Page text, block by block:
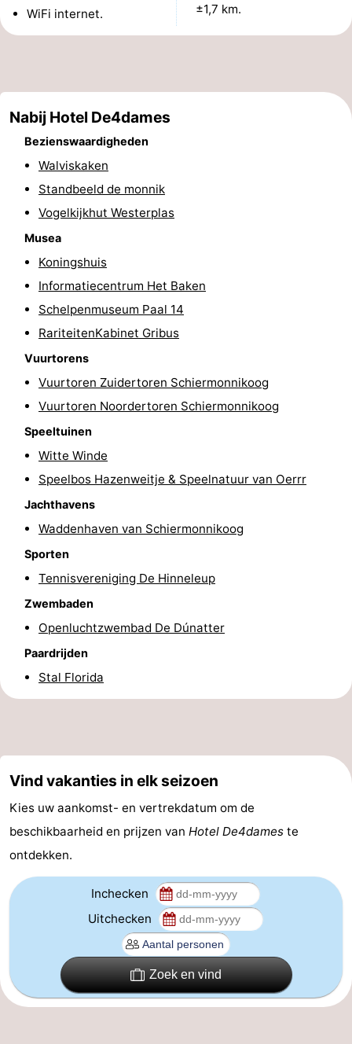
minutes
Strand
doen
-
Monumenten
Vuurtorens
Attracties
Speeltuinen
Sporten
Fietsen
Wandelen
Wadlopen
Eten
drinken
Zeehonden
Nationaal
Praktisch
Forum
Route
Reisboekenwinkel
Nieuws
Medische
adressen
Regio
Friesland
Leeuwarden
Waddeneilanden
-
WiFi internet.
±1,7 km.
Nabij Hotel De4dames
Bezienswaardigheden
Walviskaken
Standbeeld de monnik
Vogelkijkhut Westerplas
Musea
Koningshuis
Informatiecentrum Het Baken
Schelpenmuseum Paal 14
RariteitenKabinet Gribus
Vuurtorens
Vuurtoren Zuidertoren Schiermonnikoog
Vuurtoren Noordertoren Schiermonnikoog
Speeltuinen
Witte Winde
Speelbos Hazenweitje & Speelnatuur van Oerrr
Jachthavens
Waddenhaven van Schiermonnikoog
Sporten
Tennisvereniging De Hinneleup
Zwembaden
Openluchtzwembad De Dúnatter
Paardrijden
Stal Florida
Vind vakanties in elk seizoen
Kies uw aankomst- en vertrekdatum om de
beschikbaarheid en prijzen van Hotel De4dames te
ontdekken.
Inchecken
Uitchecken
Zoek en vind